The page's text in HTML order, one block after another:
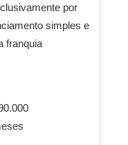
por
simples e
franquia